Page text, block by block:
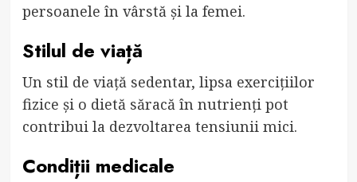
persoanele în vârstă și la femei.
Stilul de viață
Un stil de viață sedentar, lipsa exercițiilor
fizice și o dietă săracă în nutrienți pot
contribui la dezvoltarea tensiunii mici.
Condiții medicale